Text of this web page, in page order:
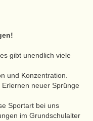
gibt unendlich viele
und Konzentration.
neuer Sprünge
Sportart bei uns
im Grundschulalter